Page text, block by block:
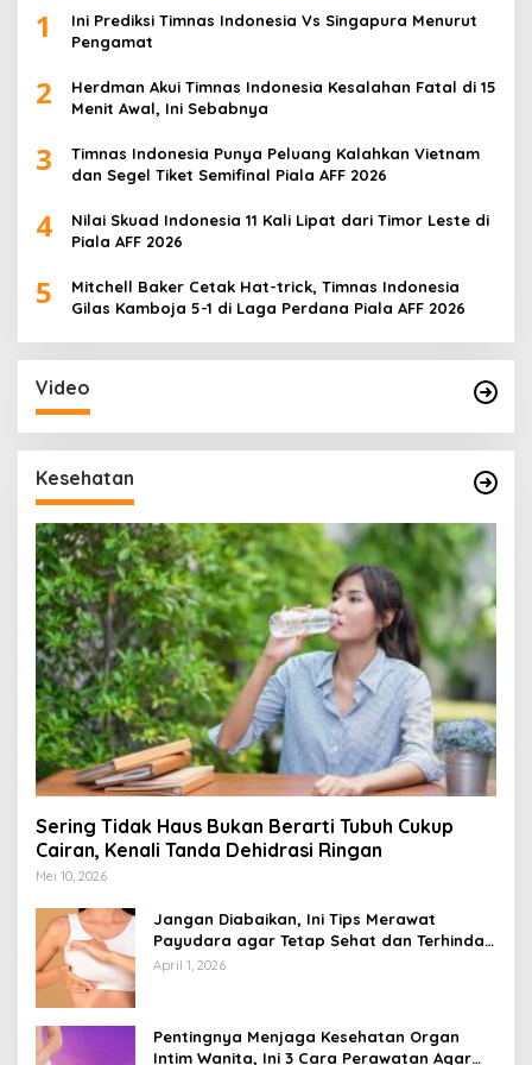
1
Ini Prediksi Timnas Indonesia Vs Singapura Menurut
Pengamat
2
Herdman Akui Timnas Indonesia Kesalahan Fatal di 15
Menit Awal, Ini Sebabnya
3
Timnas Indonesia Punya Peluang Kalahkan Vietnam
dan Segel Tiket Semifinal Piala AFF 2026
4
Nilai Skuad Indonesia 11 Kali Lipat dari Timor Leste di
Piala AFF 2026
5
Mitchell Baker Cetak Hat-trick, Timnas Indonesia
Gilas Kamboja 5-1 di Laga Perdana Piala AFF 2026
Video
Kesehatan
Sering Tidak Haus Bukan Berarti Tubuh Cukup
Cairan, Kenali Tanda Dehidrasi Ringan
Mei 10, 2026
Jangan Diabaikan, Ini Tips Merawat
Payudara agar Tetap Sehat dan Terhindar
dari Risiko Penyakit
April 1, 2026
Pentingnya Menjaga Kesehatan Organ
Intim Wanita, Ini 3 Cara Perawatan Agar